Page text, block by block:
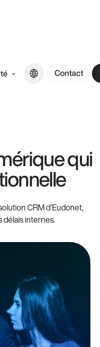
Contact
qui
CRM d'Eudonet,
délais internes.